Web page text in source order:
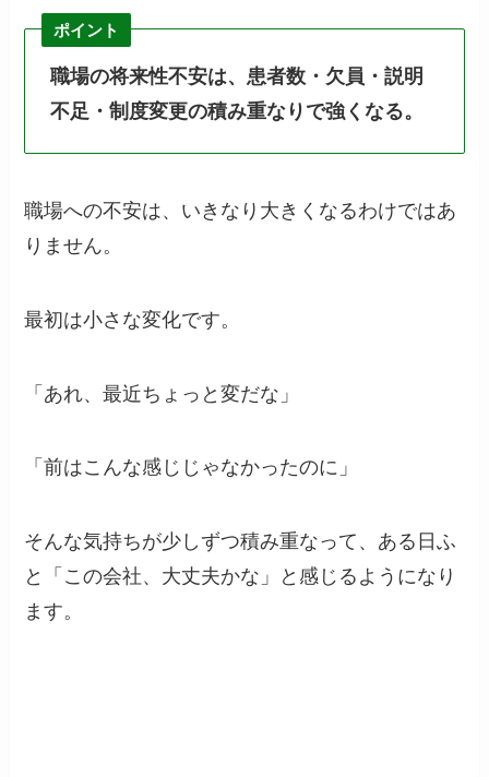
ポイント
職場の将来性不安は、患者数・欠員・説明
不足・制度変更の積み重なりで強くなる。
職場への不安は、いきなり大きくなるわけではあ
りません。
最初は小さな変化です。
「あれ、最近ちょっと変だな」
「前はこんな感じじゃなかったのに」
そんな気持ちが少しずつ積み重なって、ある日ふ
と「この会社、大丈夫かな」と感じるようになり
ます。